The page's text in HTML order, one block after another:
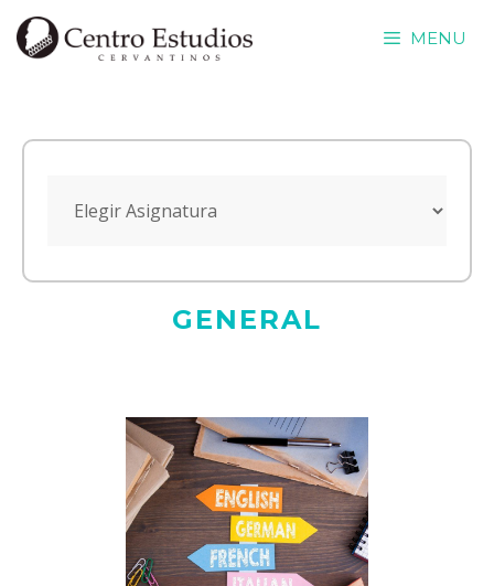
Saltar
MENU
GENERAL